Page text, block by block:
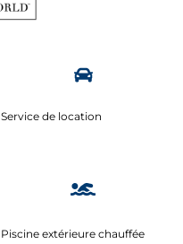
Service de location
Piscine extérieure chauffée